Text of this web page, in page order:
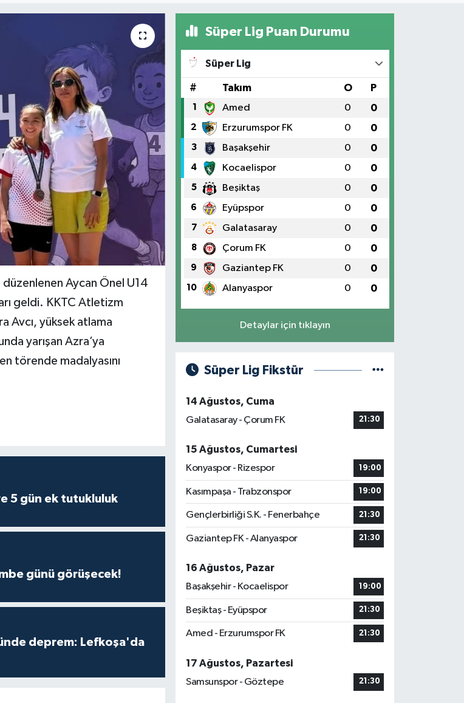
Aycan Önel U14
geldi. KKTC Atletizm
Avcı, yüksek atlama
yarışan Azra’ya
törende madalyasını
5 gün ek tutukluluk
günü görüşecek!
deprem: Lefkoşa'da
Süper Lig Puan Durumu
Süper Lig
# Takım O P
1 Amed 0 0
2 Erzurumspor FK 0 0
3 Başakşehir 0 0
4 Kocaelispor 0 0
5 Beşiktaş 0 0
6 Eyüpspor 0 0
7 Galatasaray 0 0
8 Çorum FK 0 0
9 Gaziantep FK 0 0
10 Alanyaspor 0 0
Detaylar için tıklayın
Süper Lig Fikstür
14 Ağustos, Cuma
Galatasaray - Çorum FK
21:30
15 Ağustos, Cumartesi
Konyaspor - Rizespor
19:00
Kasımpaşa - Trabzonspor 19:00
Gençlerbirliği S.K. - Fenerbahçe 21:30
Gaziantep FK - Alanyaspor 21:30
16 Ağustos, Pazar
Başakşehir - Kocaelispor
19:00
Beşiktaş - Eyüpspor 21:30
Amed - Erzurumspor FK 21:30
17 Ağustos, Pazartesi
Samsunspor - Göztepe
21:30